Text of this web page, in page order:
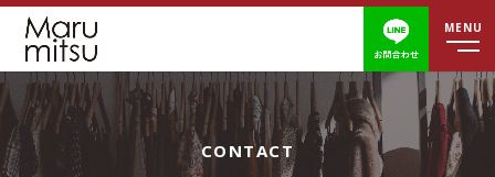
営業時間 定休日
ホーム